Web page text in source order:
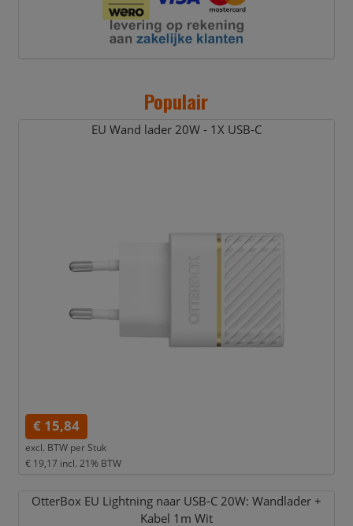
Populair
EU Wand lader 20W - 1X USB-C
€ 15,84
excl. BTW per Stuk
€ 19,17 incl. 21% BTW
OtterBox EU Lightning naar USB-C 20W: Wandlader +
Kabel 1m Wit